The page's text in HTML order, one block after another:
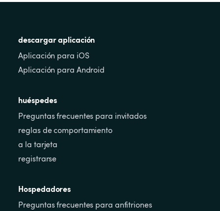
descargar aplicación
Aplicación para iOS
Aplicación para Android
huéspedes
Preguntas frecuentes para invitados
reglas de comportamiento
a la tarjeta
registrarse
Hospedadores
Preguntas frecuentes para anfitriones